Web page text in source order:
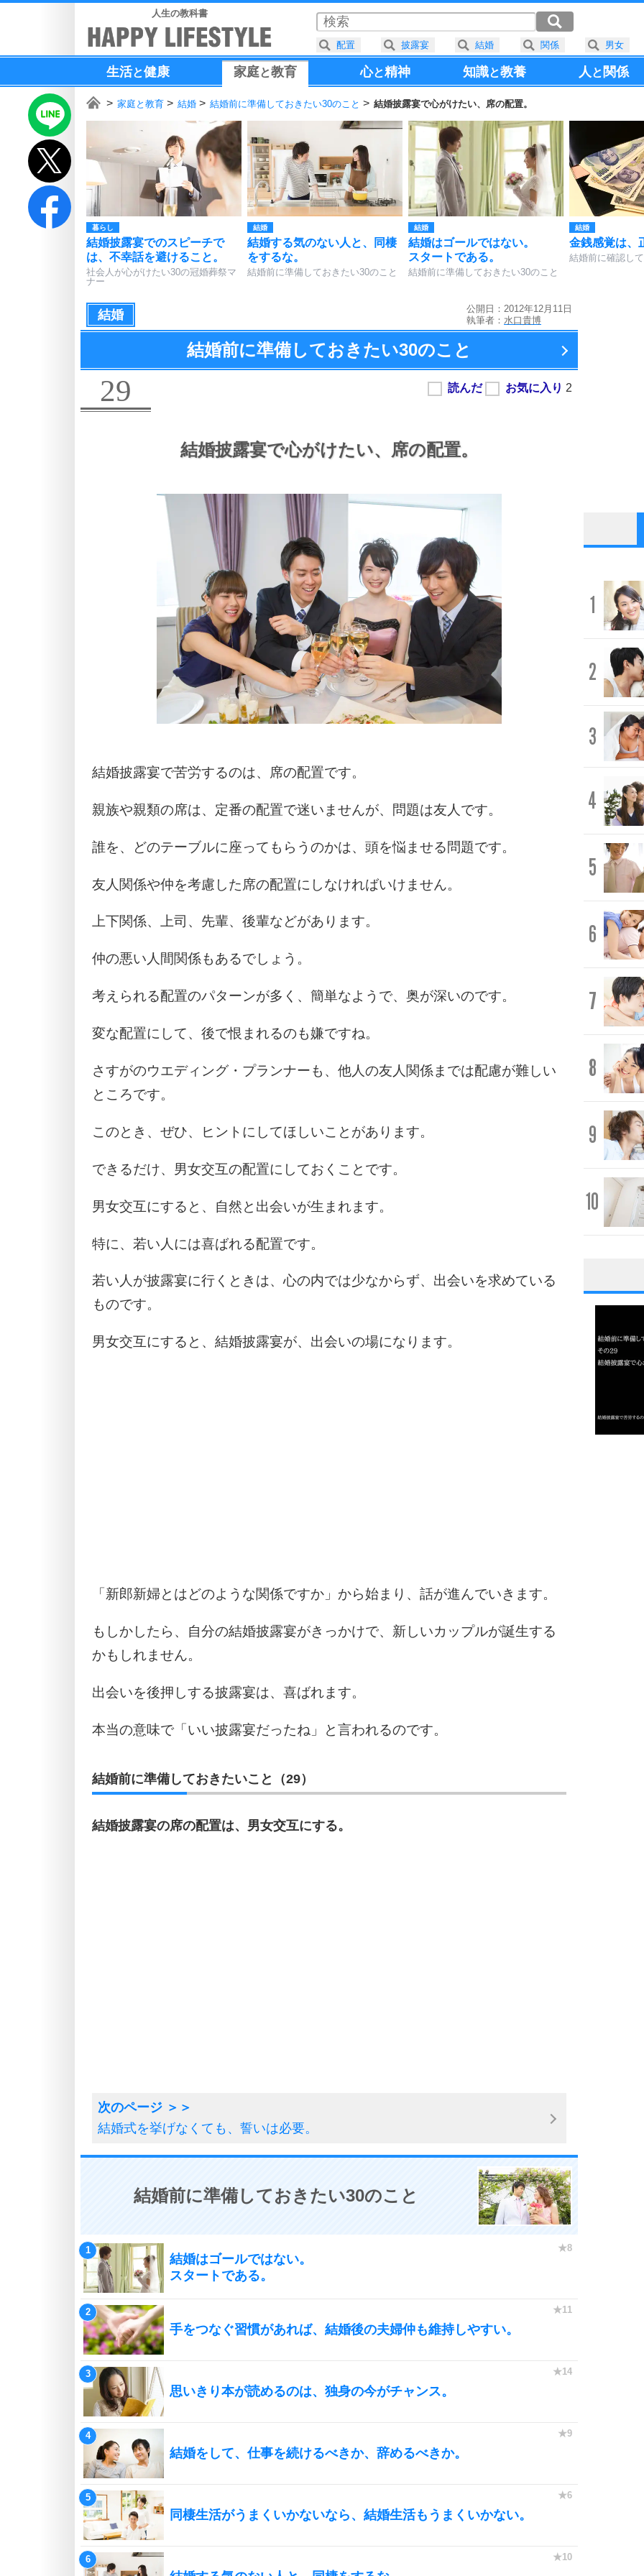
人生の教科書
生活と健康 家庭と教育 心と精神 知識と教養 人と 関係
家庭と教育 結婚 結婚前に準備しておきたい30のこと 結婚披露宴で心がけたい、席の配置。
暮らし
結婚披露宴でのスピーチで
は、不幸話を避けること。
社会人が心がけたい30の冠婚葬祭マ
ナー
結婚
結婚する気のない人と、同棲
をするな。
結婚前に準備しておきたい30のこと
結婚
結婚はゴールではない。
スタートである。
結婚前に準備しておきたい30のこと
結婚
金銭感覚は、
結婚前に確認し
結婚
公開日：2012年12月11日
執筆者： 水口貴博
結婚前に準備しておきたい30のこと
29
結婚披露宴で心がけたい、 席の配置。
結婚披露宴で苦労するのは、席の配置です。
親族や親類の席は、定番の配置で迷いませんが、問題は友人です。
誰を、どのテーブルに座ってもらうのかは、頭を悩ませる問題です。
友人関係や仲を考慮した席の配置にしなければいけません。
上下関係、上司、先輩、後輩などがあります。
仲の悪い人間関係もあるでしょう。
考えられる配置のパターンが多く、簡単なようで、奥が深いのです。
変な配置にして、後で恨まれるのも嫌ですね。
さすがのウエディング・プランナーも、他人の友人関係までは配慮が難しい
ところです。
このとき、ぜひ、ヒントにしてほしいことがあります。
できるだけ、男女交互の配置にしておくことです。
男女交互にすると、自然と出会いが生まれます。
特に、若い人には喜ばれる配置です。
若い人が披露宴に行くときは、心の内では少なからず、出会いを求めている
ものです。
男女交互にすると、結婚披露宴が、出会いの場になります。
「新郎新婦とはどのような関係ですか」から始まり、話が進んでいきます。
もしかしたら、自分の結婚披露宴がきっかけで、新しいカップルが誕生する
かもしれません。
出会いを後押しする披露宴は、喜ばれます。
本当の意味で「いい披露宴だったね」と言われるのです。
結婚前に準備しておきたいこと（29）
結婚披露宴の席の配置は、男女交互にする。
結婚式を挙げなくても、誓いは必要。
結婚前に準備しておきたい30のこと
結婚はゴールではない。
スタートである。
手をつなぐ習慣があれば、結婚後の夫婦仲も維持しやすい。
思いきり本が読めるのは、独身の今がチャンス。
結婚をして、仕事を続けるべきか、辞めるべきか。
同棲生活がうまくいかないなら、結婚生活もうまくいかない。
1
2
3
4
5
6
7
8
9
10
1
3
配置 披露宴 結婚 関係 男女